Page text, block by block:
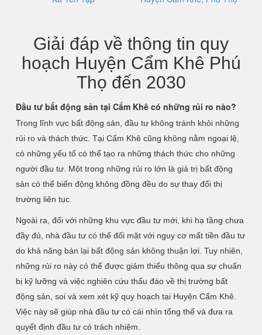
Giải đáp về thông tin quy
hoạch Huyện Cẩm Khê Phú
Thọ đến 2030
Đầu tư bất động sản tại Cẩm Khê có những rủi ro nào?
Trong lĩnh vực bất động sản, đầu tư không tránh khỏi những
rủi ro và thách thức. Tại Cẩm Khê cũng không nằm ngoại lệ,
có những yếu tố có thể tạo ra những thách thức cho những
người đầu tư. Một trong những rủi ro lớn là giá trị bất động
sản có thể biến động không đồng đều do sự thay đổi thị
trường liên tục.
Ngoài ra, đối với những khu vực đầu tư mới, khi hạ tầng chưa
đầy đủ, nhà đầu tư có thể đối mặt với nguy cơ mất tiền đầu tư
do khả năng bán lại bất động sản không thuận lợi. Tuy nhiên,
những rủi ro này có thể được giảm thiểu thông qua sự chuẩn
bị kỹ lưỡng và việc nghiên cứu thấu đáo về thị trường bất
động sản, soi và xem xét kỹ quy hoạch tại Huyện Cẩm Khê.
Việc này sẽ giúp nhà đầu tư có cái nhìn tổng thể và đưa ra
quyết định đầu tư có trách nhiệm.